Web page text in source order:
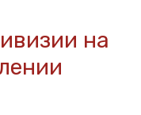
на